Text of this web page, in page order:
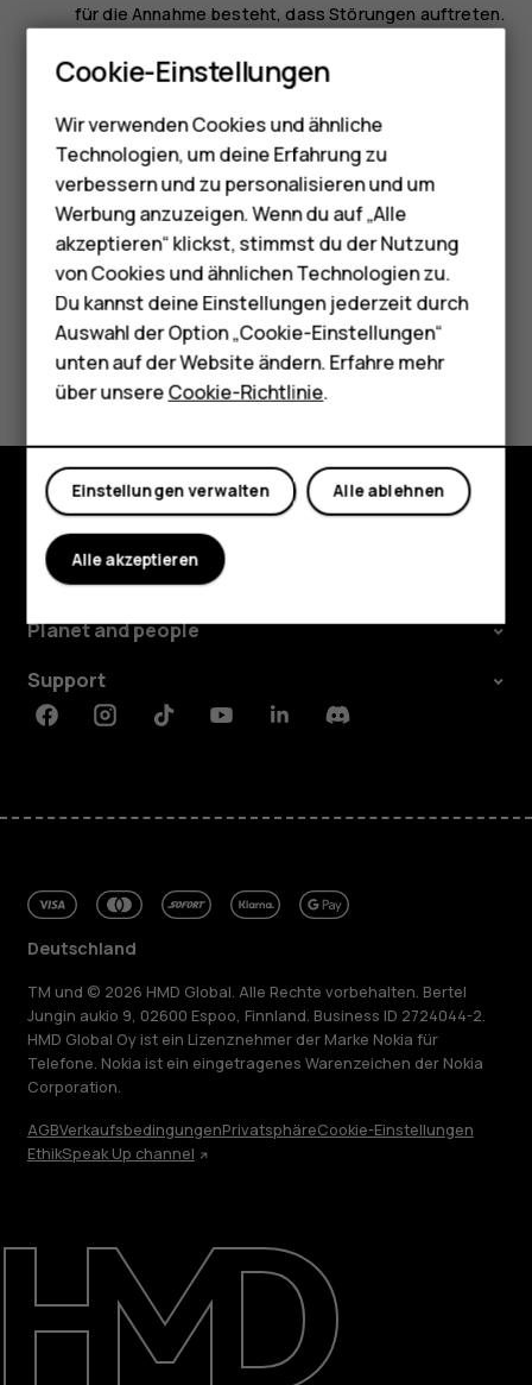
Smartphones
Feature Phones
Telefone für Senioren
Zubehör
HMD Terra M
Für Unternehmen
Tablets
Shop
Mein Konto
Reparieren, wiederverwenden, recyceln
Nachhaltigkeit
Support
Deutschland
für die Annahme besteht, dass Störungen auftreten.
das implantierte medizinische Gerät.
Bei Fragen zur Verwendung des Funkgeräts zusammen mit
einem implantierten medizinischen Gerät wenden Sie sich
an Ihren Arzt.
Did you find this helpful?
Shop
Über
Planet and people
Support
FacebookInstagramTiktokYoutubeLinkedinDiscord
Deutschland
TM und © 2026 HMD Global. Alle Rechte vorbehalten. Bertel
Jungin aukio 9, 02600 Espoo, Finnland. Business ID 2724044-2.
HMD Global Oy ist ein Lizenznehmer der Marke Nokia für
Telefone. Nokia ist ein eingetragenes Warenzeichen der Nokia
Corporation.
AGBVerkaufsbedingungenPrivatsphäreCookie-Einstellungen
EthikSpeak Up channel
Cookie-Einstellungen
Wir verwenden Cookies und ähnliche
Technologien, um deine Erfahrung zu
verbessern und zu personalisieren und um
Werbung anzuzeigen. Wenn du auf „Alle
akzeptieren“ klickst, stimmst du der Nutzung
von Cookies und ähnlichen Technologien zu.
Du kannst deine Einstellungen jederzeit durch
Auswahl der Option „Cookie-Einstellungen“
unten auf der Website ändern. Erfahre mehr
über unsereCookie-Richtlinie.
Alle ablehnen
Einstellungen verwalten
Alle akzeptieren